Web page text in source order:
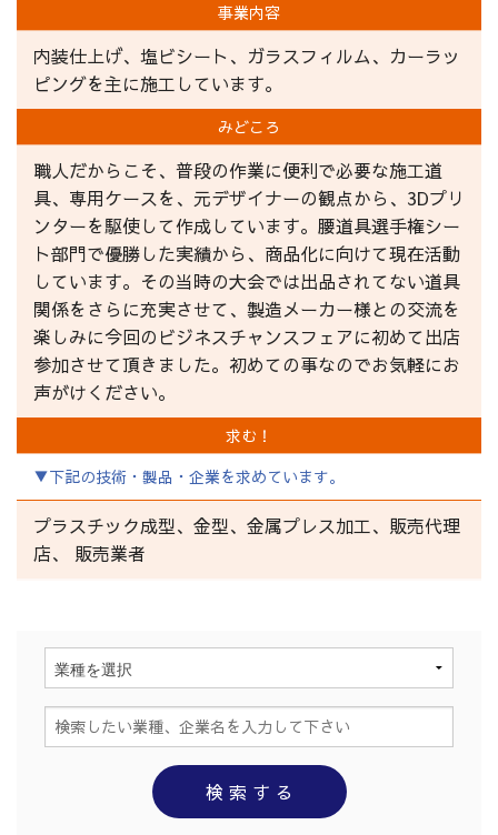
事業内容
内装仕上げ、塩ビシート、ガラスフィルム、カーラッ
ピングを主に施工しています。
みどころ
職人だからこそ、普段の作業に便利で必要な施工道
具、専用ケースを、元デザイナーの観点から、3Dプリ
ンターを駆使して作成しています。腰道具選手権シー
ト部門で優勝した実績から、商品化に向けて現在活動
しています。その当時の大会では出品されてない道具
関係をさらに充実させて、製造メーカー様との交流を
楽しみに今回のビジネスチャンスフェアに初めて出店
参加させて頂きました。初めての事なのでお気軽にお
声がけください。
求む！
▼下記の技術・製品・企業を求めています。
プラスチック成型、金型、金属プレス加工、販売代理
店、 販売業者